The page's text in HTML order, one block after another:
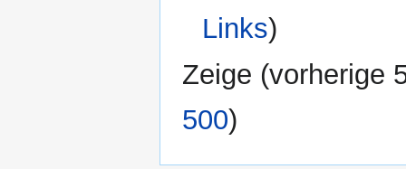
Links)
Zeige (vorherige
500)